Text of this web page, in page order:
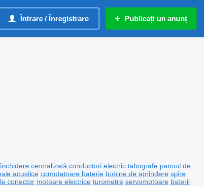
Întrare / Înregistrare Publicați un anunț
centralizată conductori electric tahografe panoul de
acustice comutatoare baterie bobine de aprindere spire
conector motoare electrice turometre servomotoare baterii